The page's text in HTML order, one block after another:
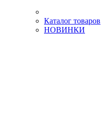
Каталог товаров
НОВИНКИ